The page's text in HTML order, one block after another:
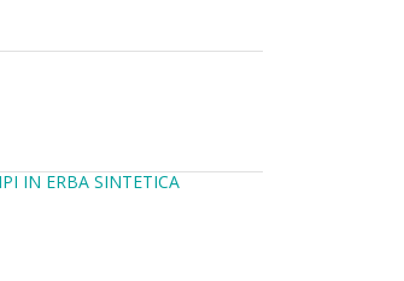
IN ERBA SINTETICA